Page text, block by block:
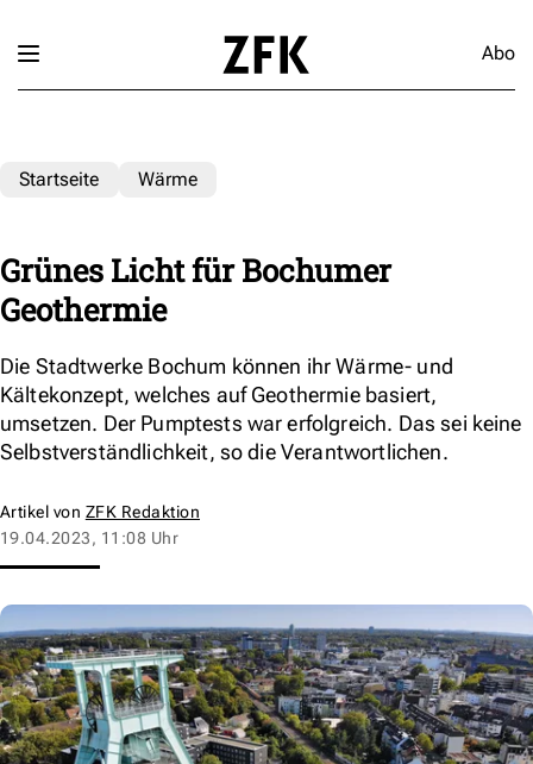
Abo
Startseite Wärme
Grünes Licht für Bochumer
Geothermie
Die Stadtwerke Bochum können ihr Wärme- und
Kältekonzept, welches auf Geothermie basiert,
umsetzen. Der Pumptests war erfolgreich. Das sei keine
Selbstverständlichkeit, so die Verantwortlichen.
Artikel von ZFK Redaktion
19.04.2023, 11:08 Uhr